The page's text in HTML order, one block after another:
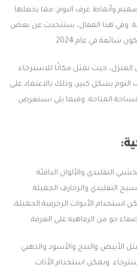
وأنماط غرف النوم، مما يجعلها
وفي هذا المقال، سنتحدث عن بعض
شائعة في عام 2024
حيث تمثل مكانًا للاسترخاء
بشكل كبير، وذلك بالاعتماد على
المتاحة. وفيما يلي نستعرض
التقليدي والألوان الدافئة
التقليدي والزخارف الجميلة
استخدام الأدوات الزخرفية الجميلة،
جو من الرفاهية على الغرفة.
الأبيض والبيج والأسود والذهبي
ويمكن استخدام الأثاث